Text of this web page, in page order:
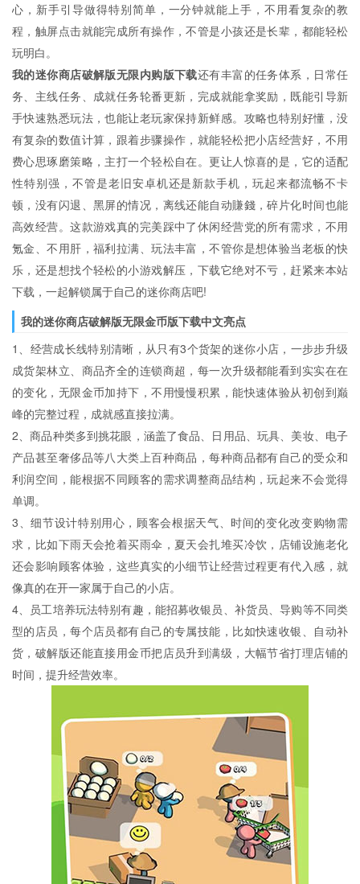
心，新手引导做得特别简单，一分钟就能上手，不用看复杂的教
程，触屏点击就能完成所有操作，不管是小孩还是长辈，都能轻松
玩明白。
我的迷你商店破解版无限内购版下载还有丰富的任务体系，日常任
务、主线任务、成就任务轮番更新，完成就能拿奖励，既能引导新
手快速熟悉玩法，也能让老玩家保持新鲜感。攻略也特别好懂，没
有复杂的数值计算，跟着步骤操作，就能轻松把小店经营好，不用
费心思琢磨策略，主打一个轻松自在。更让人惊喜的是，它的适配
性特别强，不管是老旧安卓机还是新款手机，玩起来都流畅不卡
顿，没有闪退、黑屏的情况，离线还能自动賺錢，碎片化时间也能
高效经营。这款游戏真的完美踩中了休闲经营党的所有需求，不用
氪金、不用肝，福利拉满、玩法丰富，不管你是想体验当老板的快
乐，还是想找个轻松的小游戏解压，下载它绝对不亏，赶紧来本站
下载，一起解锁属于自己的迷你商店吧!
我的迷你商店破解版无限金币版下载中文亮点
1、经营成长线特别清晰，从只有3个货架的迷你小店，一步步升级
成货架林立、商品齐全的连锁商超，每一次升级都能看到实实在在
的变化，无限金币加持下，不用慢慢积累，能快速体验从初创到巅
峰的完整过程，成就感直接拉满。
2、商品种类多到挑花眼，涵盖了食品、日用品、玩具、美妆、电子
产品甚至奢侈品等八大类上百种商品，每种商品都有自己的受众和
利润空间，能根据不同顾客的需求调整商品结构，玩起来不会觉得
单调。
3、细节设计特别用心，顾客会根据天气、时间的变化改变购物需
求，比如下雨天会抢着买雨伞，夏天会扎堆买冷饮，店铺设施老化
还会影响顾客体验，这些真实的小细节让经营过程更有代入感，就
像真的在开一家属于自己的小店。
4、员工培养玩法特别有趣，能招募收银员、补货员、导购等不同类
型的店员，每个店员都有自己的专属技能，比如快速收银、自动补
货，破解版还能直接用金币把店员升到满级，大幅节省打理店铺的
时间，提升经营效率。